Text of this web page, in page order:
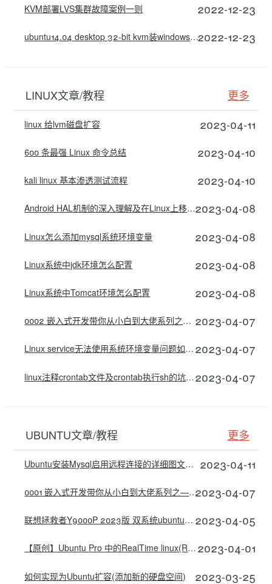
KVM部署LVS集群故障案例一则 2022-12-23
ubuntu14.04 desktop 32-bit kvm装windows xp2022-12-23
LINUX文章/教程 更多
linux 给lvm磁盘扩容 2023-04-11
600 条最强 Linux 命令总结 2023-04-10
kali linux 基本渗透测试流程 2023-04-10
Android HAL机制的深入理解及在Linux上移植和运行的一个好玩的HAL小例子2023-04-08
Linux怎么添加mysql系统环境变量 2023-04-08
Linux系统中jdk环境怎么配置 2023-04-08
Linux系统中Tomcat环境怎么配置 2023-04-08
0002 嵌入式开发带你从小白到大佬系列之——Linux文件系统、常用文件操作命令（一）及用户权限 2023-04-07
Linux service无法使用系统环境变量问题如何解决 2023-04-07
linux注释crontab文件及crontab执行sh的坑怎么解决2023-04-07
UBUNTU文章/教程 更多
Ubuntu安装Mysql启用远程连接的详细图文教程 2023-04-11
0001 嵌入式开发带你从小白到大佬系列之——Linux开发环境搭建—Windows-VMware-Ubuntu环境配置2023-04-07
联想拯救者Y9000P 2023版 双系统ubuntu安装nvidia显卡驱动、cuda及cudnn简明教程 2023-04-05
【原创】Ubuntu Pro 中的RealTime linux(Real-time Ubuntu/PREEMPT-RT/ubuntu官方PREEMPT-RT) 2023-04-01
如何实现为Ubuntu扩容(添加新的硬盘空间) 2023-03-25